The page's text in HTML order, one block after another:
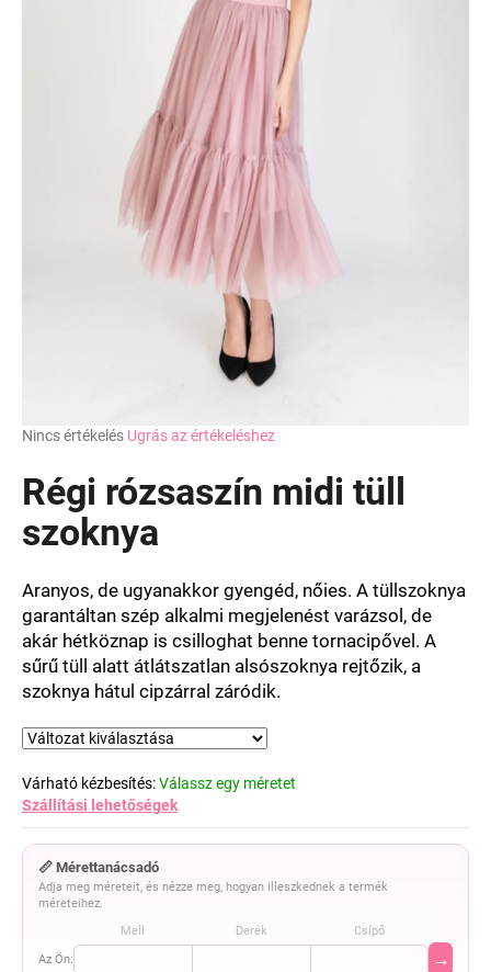
A
átlagos
értékelése
ből
csillag.
Nincs értékelés Ugrás az értékeléshez
Régi rózsaszín midi tüll
szoknya
Aranyos, de ugyanakkor gyengéd, nőies. A tüllszoknya
garantáltan szép alkalmi megjelenést varázsol, de
akár hétköznap is csilloghat benne tornacipővel. A
sűrű tüll alatt átlátszatlan alsószoknya rejtőzik, a
szoknya hátul cipzárral záródik.
Várható kézbesítés:Válassz egy méretet
Szállítási lehetőségek
📏 Mérettanácsadó
Adja meg méreteit, és nézze meg, hogyan illeszkednek a termék
méreteihez.
Mell
Derék Csípő
Az Ön: →